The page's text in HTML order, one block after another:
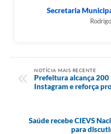
Secretaria
NOTÍCIA MAIS RECENTE
Prefeitura alcança
Instagram e reforça
Saúde recebe CIEVS
para